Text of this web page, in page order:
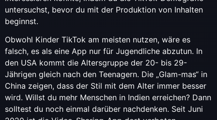
untersuchst, bevor du mit der Produktion von Inhalten
beginnst.
Obwohl Kinder TikTok am meisten nutzen, wäre es
falsch, es als eine App nur für Jugendliche abzutun. In
den USA kommt die Altersgruppe der 20- bis 29-
Jährigen gleich nach den Teenagern. Die „Glam-mas“ in
China zeigen, dass der Stil mit dem Alter immer besser
wird. Willst du mehr Menschen in Indien erreichen? Dann
solltest du noch einmal darüber nachdenken. Seit Juni